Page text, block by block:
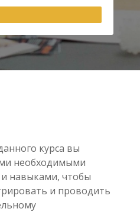
курса вы
необходимыми
навыками, чтобы
и проводить